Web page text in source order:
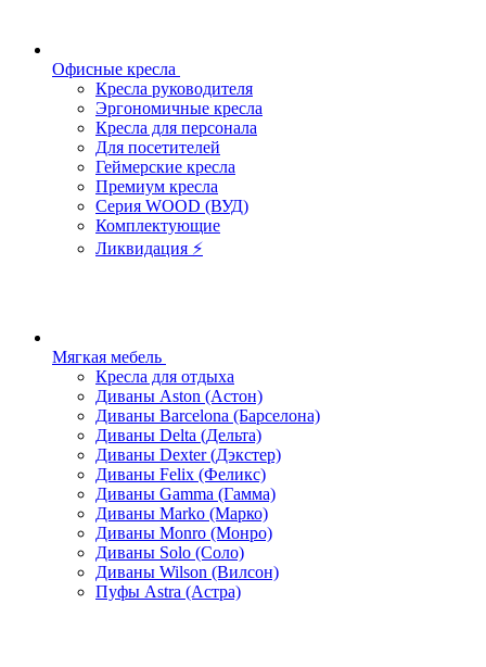
Офисные кресла
Кресла руководителя
Эргономичные кресла
Кресла для персонала
Для посетителей
Геймерские кресла
Премиум кресла
Серия WOOD (ВУД)
Комплектующие
Ликвидация ⚡
Мягкая мебель
Кресла для отдыха
Диваны Aston (Астон)
Диваны Barcelona (Барселона)
Диваны Delta (Дельта)
Диваны Dexter (Дэкстер)
Диваны Felix (Феликс)
Диваны Gamma (Гамма)
Диваны Marko (Марко)
Диваны Monro (Монро)
Диваны Solo (Соло)
Диваны Wilson (Вилсон)
Пуфы Astra (Астра)